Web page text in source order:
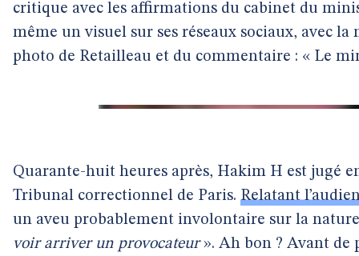
critique avec les affirmations du cabinet du
même un visuel sur ses réseaux sociaux, avec la
photo de Retailleau et du commentaire : « Le
Quarante-huit heures après, Hakim H est jugé
Tribunal correctionnel de Paris. Relatant
un aveu probablement involontaire sur la nature
voir arriver un provocateur». Ah bon ? Avant de